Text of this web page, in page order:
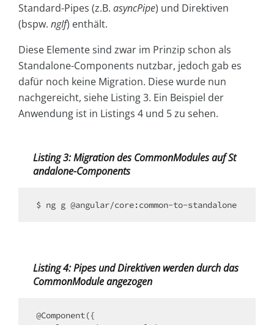
Standard-Pipes (z.B. asyncPipe) und Direktiven
(bspw. ngIf) enthält.
Diese Elemente sind zwar im Prinzip schon als
Standalone-Components nutzbar, jedoch gab es
dafür noch keine Migration. Diese wurde nun
nachgereicht, siehe Listing 3. Ein Beispiel der
Anwendung ist in Listings 4 und 5 zu sehen.
Listing 3: Migration des CommonModules auf St
andalone-Components
Listing 4: Pipes und Direktiven werden durch das
CommonModule angezogen
@Component({